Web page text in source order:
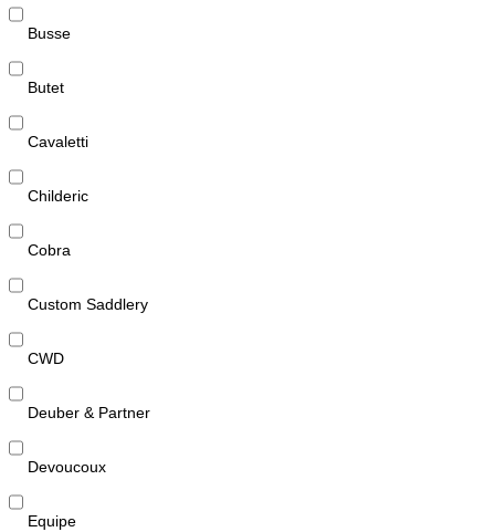
Busse
Butet
Cavaletti
Childeric
Cobra
Custom Saddlery
CWD
Deuber & Partner
Devoucoux
Equipe